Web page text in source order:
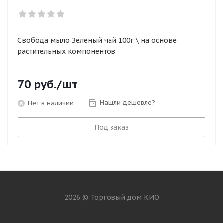
Свобода мыло Зеленый чай 100г \ на основе
растительных компонентов
70 руб./шт
Нет в наличии Нашли дешевле?
Под заказ
2026 © Торговый дом КИО